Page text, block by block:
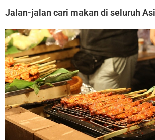
Jalan-jalan cari makan di seluruh